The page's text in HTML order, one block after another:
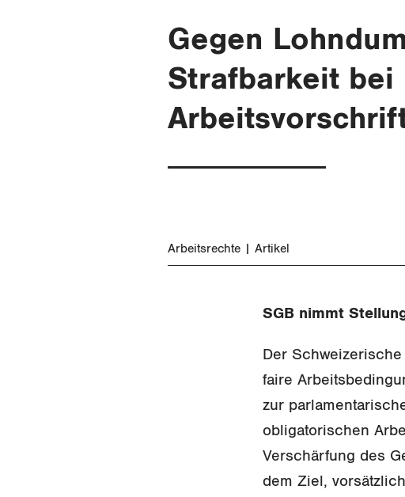
Gegen
Strafbarkeit bei
Arbeitsrechte Artikel
SGB nimmt
Der
faire
zur
obligatorischen
Verschärfung des
dem Ziel,